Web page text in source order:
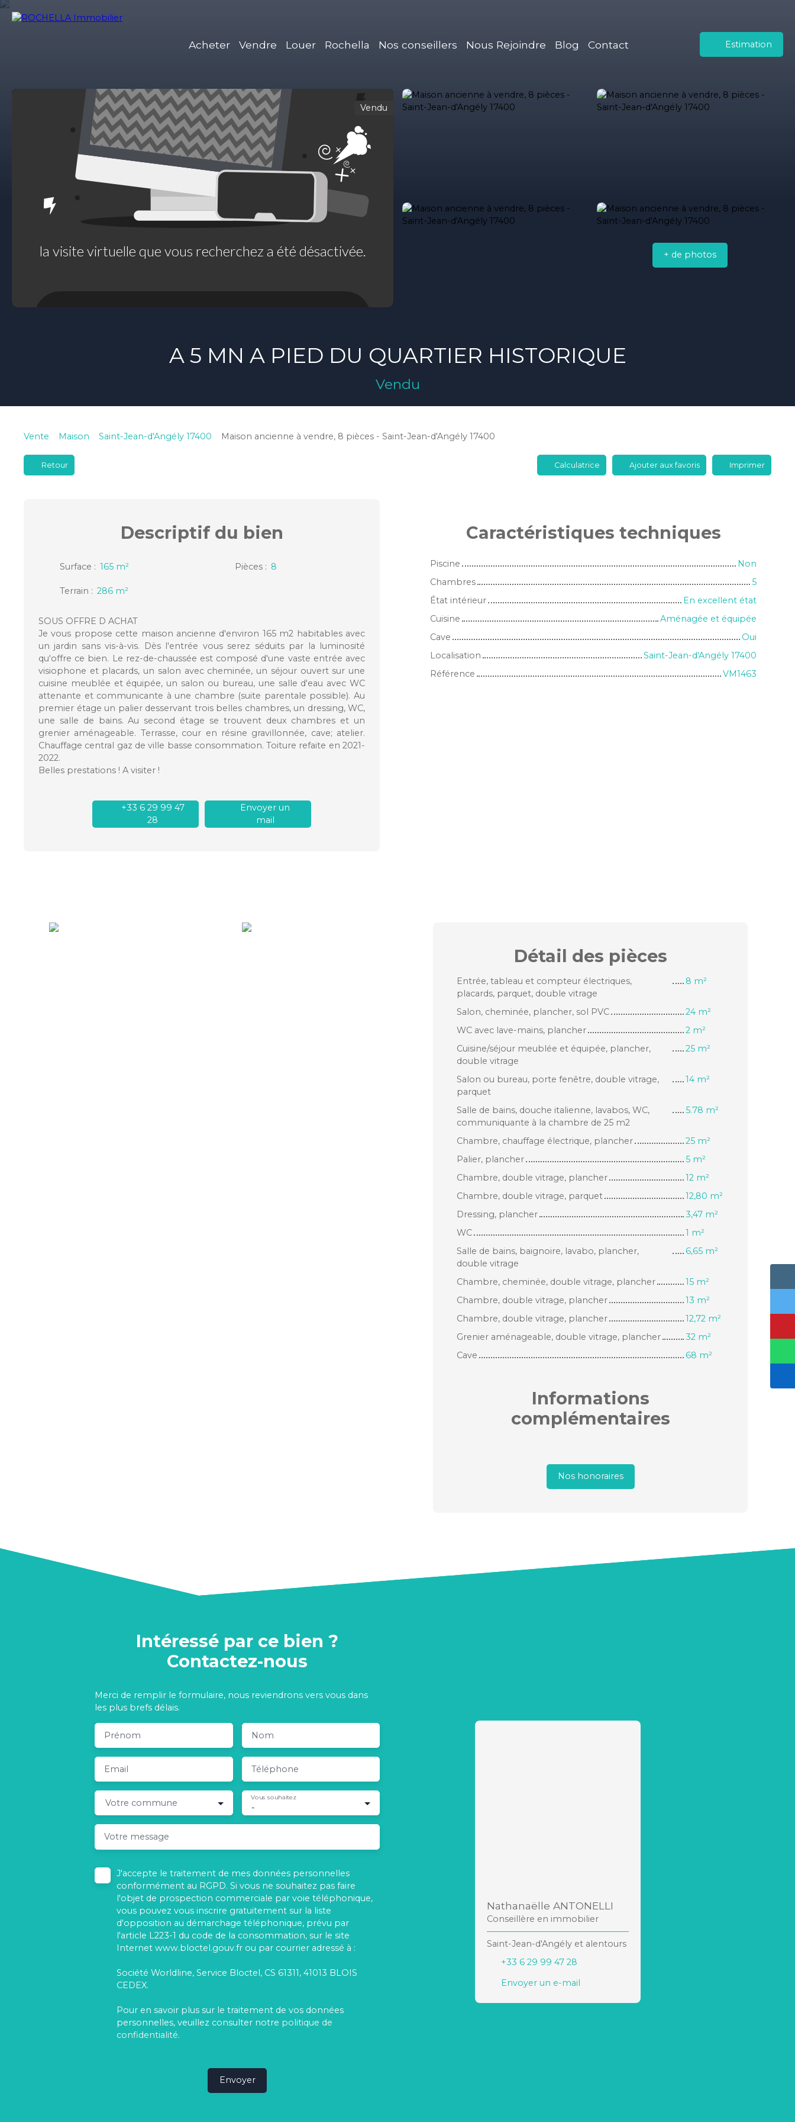
Acheter Vendre Louer Rochella Nos conseillers Nous Rejoindre Blog Contact Estimation
Vendu
+ de photos
A 5 MN A PIED DU QUARTIER HISTORIQUE
Vendu
Vente Maison Saint-Jean-d'Angély 17400 Maison ancienne à vendre, 8 pièces - Saint-Jean-d'Angély 17400
Retour Calculatrice Ajouter aux favoris Imprimer
Descriptifdu bien
Surface : 165 m² Pièces : 8
Terrain : 286 m²
SOUS OFFRE D ACHAT
Je vous propose cette maison ancienne d'environ 165 m2 habitables avec
un jardin sans vis-à-vis. Dès l'entrée vous serez séduits par la luminosité
qu'offre ce bien. Le rez-de-chaussée est composé d'une vaste entrée avec
visiophone et placards, un salon avec cheminée, un séjour ouvert sur une
cuisine meublée et équipée, un salon ou bureau, une salle d'eau avec WC
attenante et communicante à une chambre (suite parentale possible). Au
premier étage un palier desservant trois belles chambres, un dressing, WC,
une salle de bains. Au second étage se trouvent deux chambres et un
grenier aménageable. Terrasse, cour en résine gravillonnée, cave; atelier.
Chauffage central gaz de ville basse consommation. Toiture refaite en 2021-
2022.
Belles prestations ! A visiter !
+33 6 29 99 47
28
Envoyer un
mail
Caractéristiques techniques
Piscine
Non
Chambres
5
État intérieur
En excellent état
Cuisine
Aménagée et équipée
Cave
Oui
Localisation
Saint-Jean-d'Angély 17400
Référence
VM1463
Détail des pièces
Entrée, tableau et compteur électriques,
placards, parquet, double vitrage
8 m²
Salon, cheminée, plancher, sol PVC
24 m²
WC avec lave-mains, plancher
2 m²
Cuisine/séjour meublée et équipée, plancher,
double vitrage
25 m²
Salon ou bureau, porte fenêtre, double vitrage,
parquet
14 m²
Salle de bains, douche italienne, lavabos, WC,
communiquante à la chambre de 25 m2
5.78 m²
Chambre, chauffage électrique, plancher
25 m²
Palier, plancher
5 m²
Chambre, double vitrage, plancher
12 m²
Chambre, double vitrage, parquet
12,80 m²
Dressing, plancher
3,47 m²
WC
1 m²
Salle de bains, baignoire, lavabo, plancher,
double vitrage
6,65 m²
Chambre, cheminée, double vitrage, plancher
15 m²
Chambre, double vitrage, plancher
13 m²
Chambre, double vitrage, plancher
12,72 m²
Grenier aménageable, double vitrage, plancher
32 m²
Cave
68 m²
Informations
complémentaires
Nos honoraires
Intéressé par ce bien ?
Contactez-nous
Merci de remplir le formulaire, nous reviendrons vers vous dans
les plus brefs délais.
Prénom Nom
Email Téléphone
Votre commune -
Vous souhaitez
Votre message
J'accepte le traitement de mes données personnelles
conformément au RGPD. Si vous ne souhaitez pas faire
l'objet de prospection commerciale par voie téléphonique,
vous pouvez vous inscrire gratuitement sur la liste
d'opposition au démarchage téléphonique, prévu par
l'article L223-1 du code de la consommation, sur le site
Internet www.bloctel.gouv.fr ou par courrier adressé à :
Société Worldline, Service Bloctel, CS 61311, 41013 BLOIS
CEDEX.
Pour en savoir plus sur le traitement de vos données
personnelles, veuillez consulter notre politique de
confidentialité.
Envoyer
Nathanaëlle ANTONELLI
Conseillère en immobilier
Saint-Jean-d'Angély et alentours
+33 6 29 99 47 28
Envoyer un e-mail